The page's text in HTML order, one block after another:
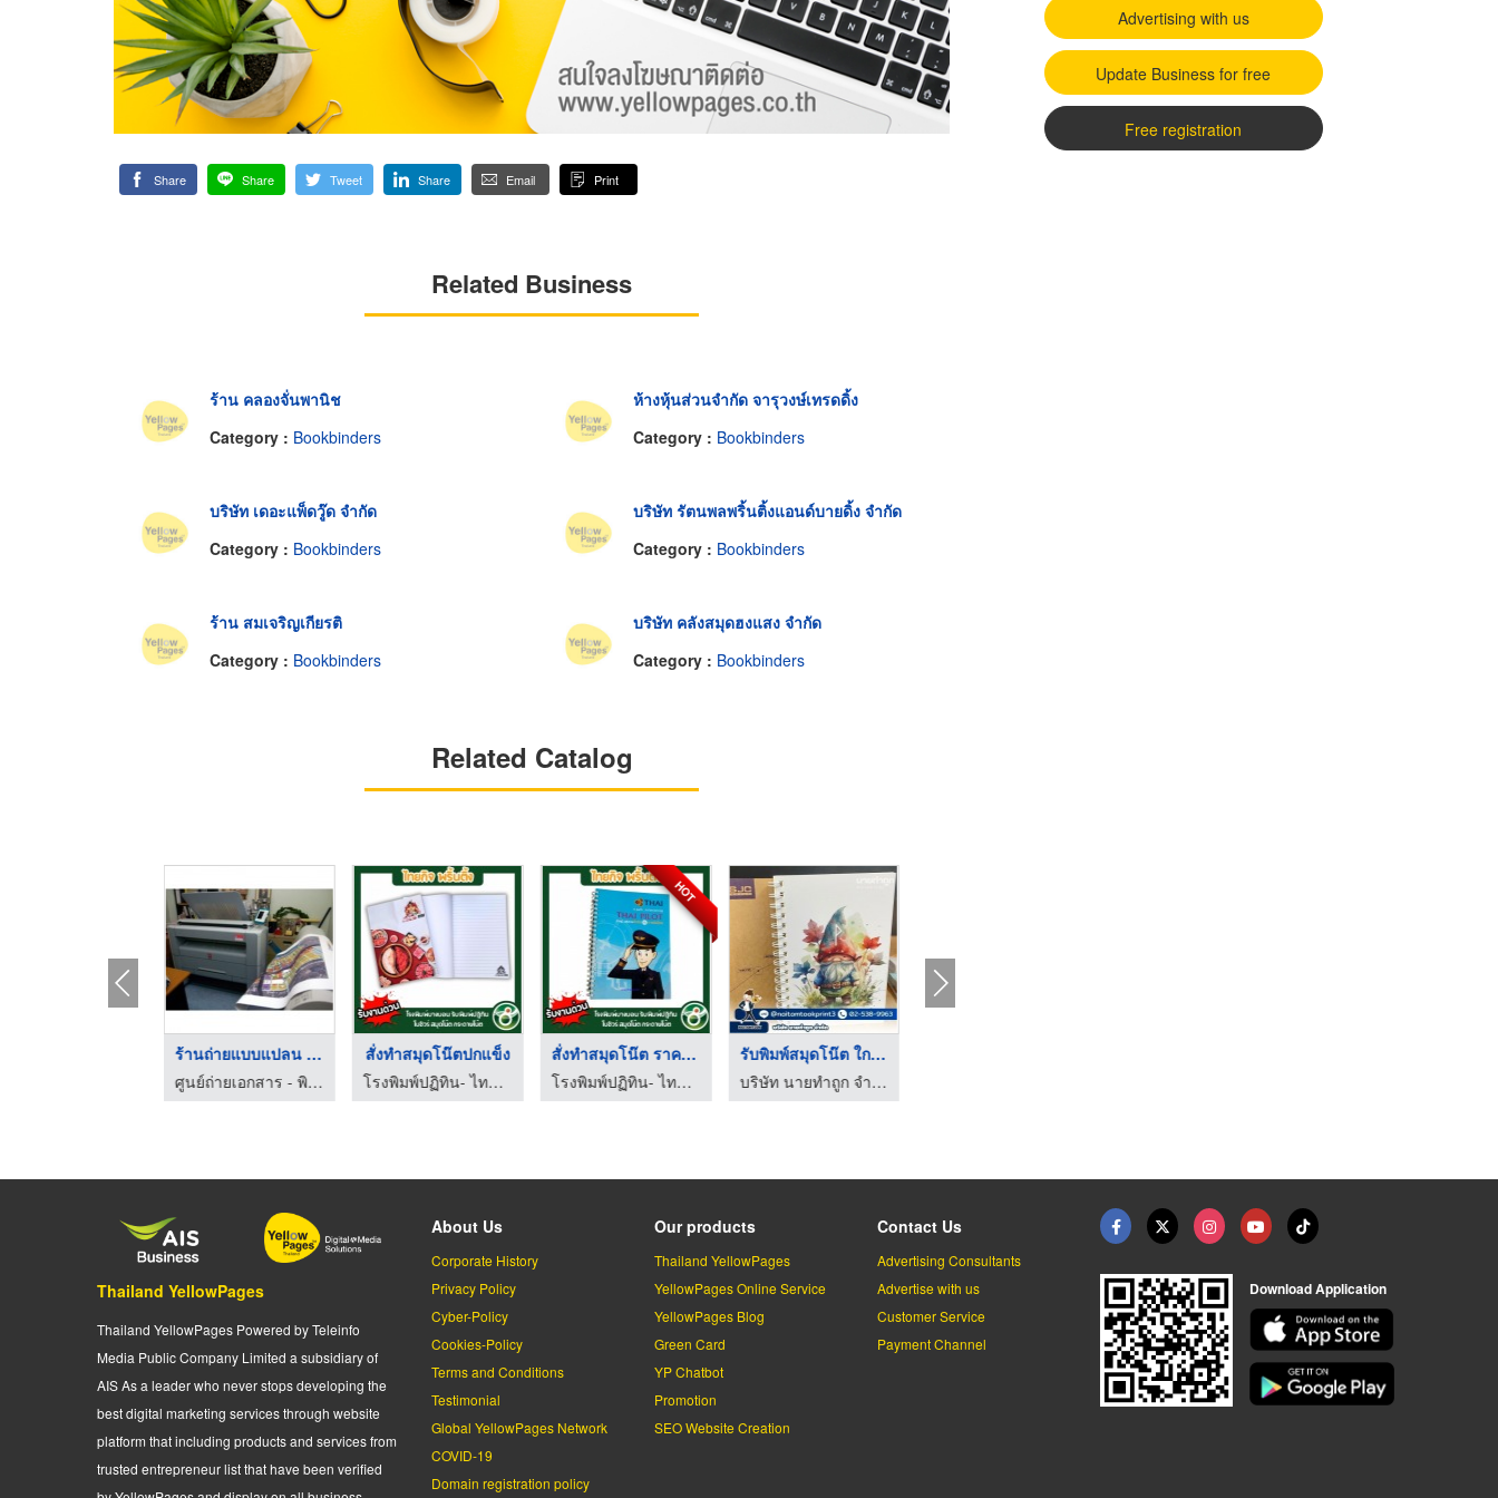
Share Share Tweet Share Email Print
Related Business
ร้าน คลองจั่นพานิช
Category : Bookbinders
ห้างหุ้นส่วนจำกัด จารุวงษ์เทรดดิ้ง
Category : Bookbinders
บริษัท เดอะแพ็ดวู๊ด จำกัด
Category : Bookbinders
บริษัท รัตนพลพริ้นติ้งแอนด์บายดิ้ง จำกัด
Category : Bookbinders
ร้าน สมเจริญเกียรติ
Category : Bookbinders
บริษัท คลังสมุดฮงแสง จำกัด
Category : Bookbinders
Related Catalog
ร้านถ่ายแบบแปลน พัฒน ...
ศูนย์ถ่ายเอกสาร - พิมพ์เขียว - บี เอ็ม ซี
สั่งทำสมุดโน๊ตปกแข็ง
โรงพิมพ์ปฏิทิน- ไทยกิจพริ้นติ้ง
HOT
สั่งทำสมุดโน๊ต ราคาถ ...
โรงพิมพ์ปฏิทิน- ไทยกิจพริ้นติ้ง
รับพิมพ์สมุดโน๊ต ใกล ...
บริษัท นายทำถูก จำกัด
Advertising with us
Update Business for free
Free registration
Thailand YellowPages
Thailand YellowPages Powered by Teleinfo
Media Public Company Limited a subsidiary of
AIS As a leader who never stops developing the
best digital marketing services through website
platform that including products and services from
trusted entrepreneur list that have been verified
About Us
Corporate History
Privacy Policy
Cyber-Policy
Cookies-Policy
Terms and Conditions
Testimonial
Global YellowPages Network
COVID-19
Domain registration policy
Our products
Thailand YellowPages
YellowPages Online Service
YellowPages Blog
Green Card
YP Chatbot
Promotion
SEO Website Creation
Contact Us
Advertising Consultants
Advertise with us
Customer Service
Payment Channel
Download Application